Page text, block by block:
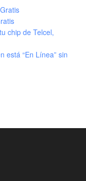
chip de Telcel,
está “En Línea” sin